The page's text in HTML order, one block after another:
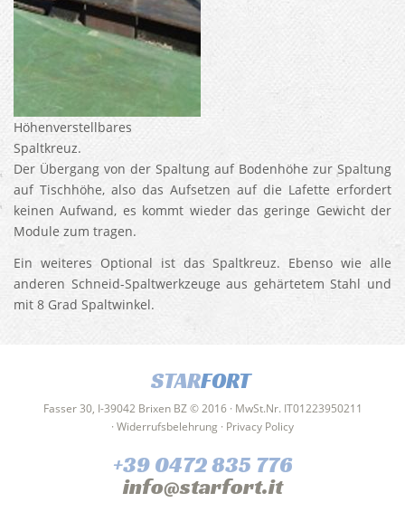
Höhenverstellbares
Spaltkreuz.
Der Übergang von der Spaltung auf Bodenhöhe zur Spaltung
auf Tischhöhe, also das Aufsetzen auf die Lafette erfordert
keinen Aufwand, es kommt wieder das geringe Gewicht der
Module zum tragen.
Ein weiteres Optional ist das Spaltkreuz. Ebenso wie alle
anderen Schneid-Spaltwerkzeuge aus gehärtetem Stahl und
mit 8 Grad Spaltwinkel.
STARFORT
Fasser 30, I-39042 Brixen BZ © 2016 · MwSt.Nr. IT01223950211
· Widerrufsbelehrung · Privacy Policy
+39 0472 835 776
info@starfort.it